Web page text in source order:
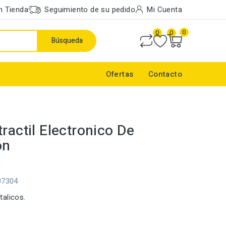
Tienda Seguimiento de su pedido Mi Cuenta
Búsqueda
0 0 0
Ofertas Contacto
Electronico De